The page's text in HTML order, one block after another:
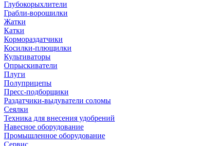
Глубокорыхлители
Грабли-ворошилки
Жатки
Катки
Кормораздатчики
Косилки-плющилки
Культиваторы
Опрыскиватели
Плуги
Полуприцепы
Пресс-подборщики
Раздатчики-выдуватели соломы
Сеялки
Техника для внесения удобрений
Навесное оборудование
Промышленное оборудование
Сервис